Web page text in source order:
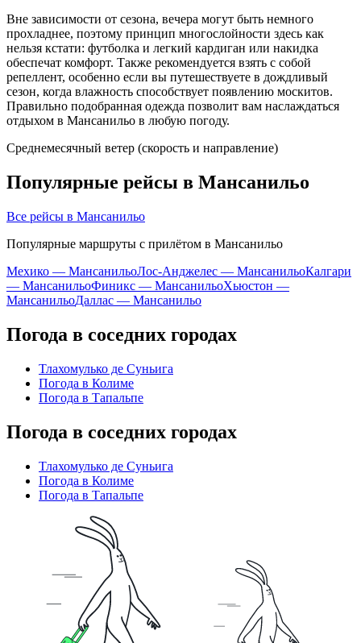
Вне зависимости от сезона, вечера могут быть немного
прохладнее, поэтому принцип многослойности здесь как
нельзя кстати: футболка и легкий кардиган или накидка
обеспечат комфорт. Также рекомендуется взять с собой
репеллент, особенно если вы путешествуете в дождливый
сезон, когда влажность способствует появлению москитов.
Правильно подобранная одежда позволит вам наслаждаться
отдыхом в Мансанильо в любую погоду.
Среднемесячный ветер (скорость и направление)
Популярные рейсы в Мансанильо
Все рейсы в Мансанильо
Популярные маршруты с прилётом в Мансанильо
Мехико — МансанильоЛос-Анджелес — МансанильоКалгари
— МансанильоФиникс — МансанильоХьюстон —
МансанильоДаллас — Мансанильо
Погода в соседних городах
Тлахомулько де Суньига
Погода в Колиме
Погода в Тапальпе
Погода в соседних городах
Тлахомулько де Суньига
Погода в Колиме
Погода в Тапальпе